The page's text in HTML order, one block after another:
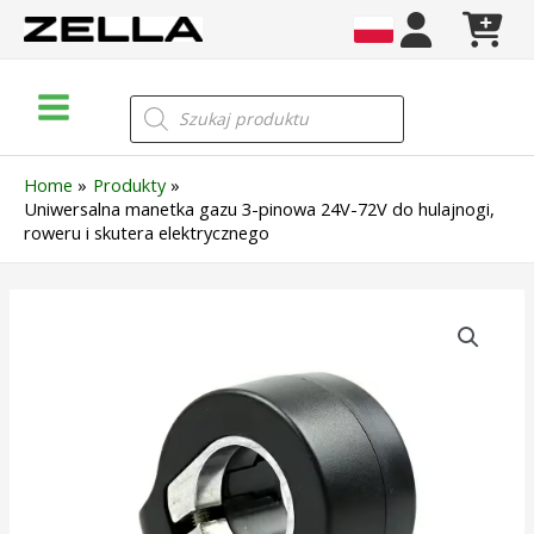
Skip
Menu
Wyszukiwarka
produktów
Home
Produkty
Uniwersalna manetka gazu 3-pinowa 24V-72V do hulajnogi,
roweru i skutera elektrycznego